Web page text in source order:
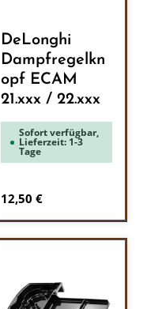
DeLonghi
Dampfregelkn
opf ECAM
21.xxx / 22.xxx
Sofort verfügbar,
Lieferzeit: 1-3
Tage
Regulärer Preis:
12,50 €